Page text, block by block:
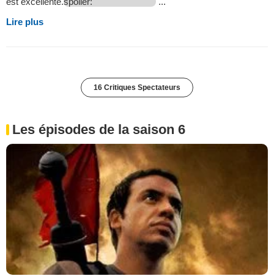
Lire plus
16 Critiques Spectateurs
Les épisodes de la saison 6